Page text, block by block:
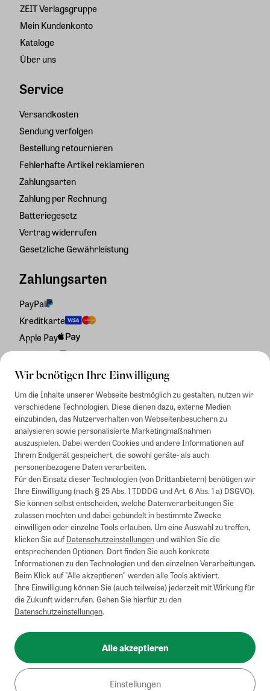
Wir benötigen Ihre Einwilligung
Um die Inhalte unserer Webseite bestmöglich zu gestalten, nutzen wir
verschiedene Technologien. Diese dienen dazu, externe Medien
einzubinden, das Nutzerverhalten von Webseitenbesuchern zu
analysieren sowie personalisierte Marketingmaßnahmen
auszuspielen. Dabei werden Cookies und andere Informationen auf
Ihrem Endgerät gespeichert, die sowohl geräte- als auch
personenbezogene Daten verarbeiten.
Für den Einsatz dieser Technologien (von Drittanbietern) benötigen wir
Ihre Einwilligung (nach § 25 Abs. 1 TDDDG und Art. 6 Abs. 1 a) DSGVO).
Sie können selbst entscheiden, welche Datenverarbeitungen Sie
zulassen möchten und dabei gebündelt in bestimmte Zwecke
einwilligen oder einzelne Tools erlauben. Um eine Auswahl zu treffen,
klicken Sie aufDatenschutzeinstellungenund wählen Sie die
entsprechenden Optionen. Dort finden Sie auch konkrete
Informationen zu den Technologien und den einzelnen Verarbeitungen.
Beim Klick auf "Alle akzeptieren" werden alle Tools aktiviert.
Ihre Einwilligung können Sie (auch teilweise) jederzeit mit Wirkung für
die Zukunft widerrufen. Gehen Sie hierfür zu den
Datenschutzeinstellungen.
Alle akzeptieren
Einstellungen
ZEIT Verlagsgruppe
Mein Kundenkonto
Kataloge
Über uns
Service
Versandkosten
Sendung verfolgen
Bestellung retournieren
Fehlerhafte Artikel reklamieren
Zahlungsarten
Zahlung per Rechnung
Batteriegesetz
Vertrag widerrufen
Gesetzliche Gewährleistung
Zahlungsarten
PayPal
Kreditkarte
Apple Pay
Rechnung